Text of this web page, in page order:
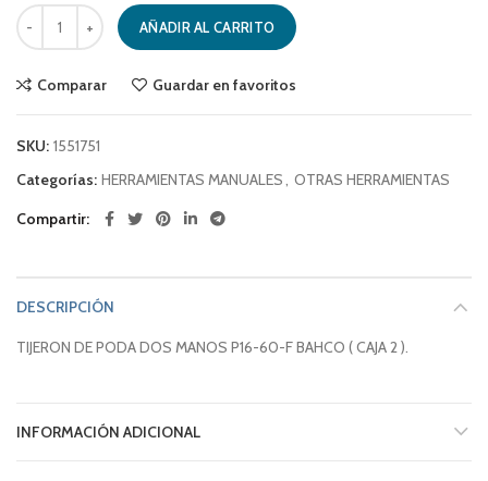
TIJERON DE PODA DOS MANOS P16-60-F BAHCO ( CAJA 2 ) cantidad
AÑADIR AL CARRITO
Comparar Guardar en favoritos
SKU: 1551751
Categorías: HERRAMIENTAS MANUALES, OTRAS HERRAMIENTAS
Compartir
DESCRIPCIÓN
TIJERON DE PODA DOS MANOS P16-60-F BAHCO ( CAJA 2 ).
INFORMACIÓN ADICIONAL